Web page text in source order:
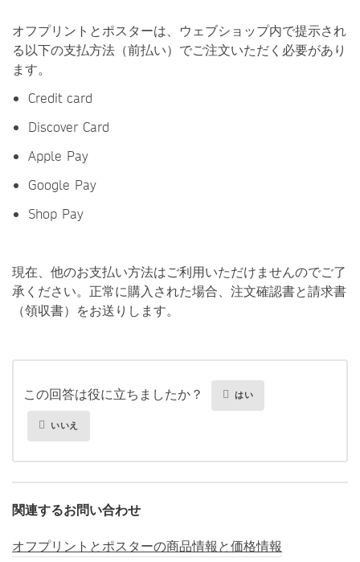
オフプリントとポスターは、ウェブショップ内で提示され
る以下の支払方法（前払い）でご注文いただく必要があり
ます。
Credit card
Discover Card
Apple Pay
Google Pay
Shop Pay
現在、他のお支払い方法はご利用いただけませんのでご了
承ください。正常に購入された場合、注文確認書と請求書
（領収書）をお送りします。
この回答は役に立ちましたか？ はい
いいえ
関連するお問い合わせ
オフプリントとポスターの商品情報と価格情報